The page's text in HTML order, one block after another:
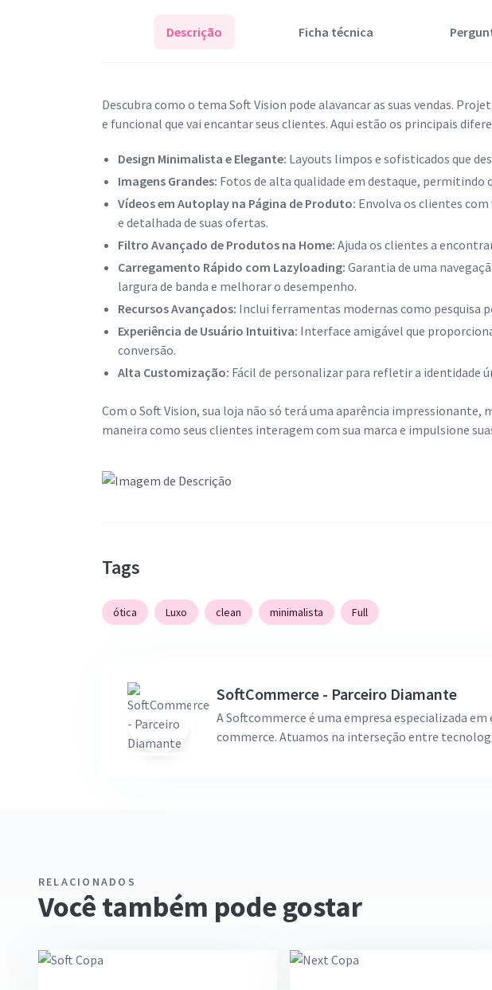
Descrição Ficha técnica
Descubra como o tema Soft Vision pode alavancar as suas vendas.
e funcional que vai encantar seus clientes. Aqui estão os principais
Design Minimalista e Elegante: Layouts limpos e sofisticados que
Imagens Grandes: Fotos de alta qualidade em destaque, permitindo
Vídeos em Autoplay na Página de Produto: Envolva os clientes
e detalhada de suas ofertas.
Filtro Avançado de Produtos na Home: Ajuda os clientes a
Carregamento Rápido com Lazyloading: Garantia de uma
largura de banda e melhorar o desempenho.
Recursos Avançados: Inclui ferramentas modernas como pesquisa
Experiência de Usuário Intuitiva: Interface amigável que
conversão.
Alta Customização: Fácil de personalizar para refletir a identidade
Com o Soft Vision, sua loja não só terá uma aparência
maneira como seus clientes interagem com sua marca e impulsione
Tags
ótica Luxo clean minimalista Full
SoftCommerce - Parceiro Diamante
A Softcommerce é uma empresa especializada
commerce. Atuamos na interseção entre
RELACIONADOS
Você também pode gostar